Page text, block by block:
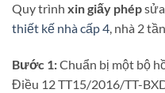
Quy trình xin giấy phép
thiết kế nhà cấp 4, nhà 2
Bước 1:Chuẩn bị một bộ
Điều 12 TT15/2016/TT-